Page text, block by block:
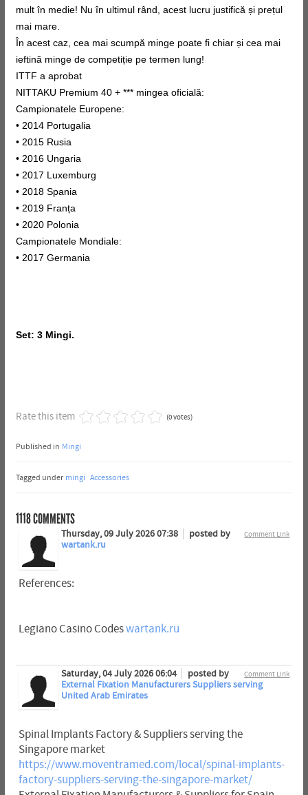
mult în medie! Nu în ultimul rând, acest lucru justifică și prețul
mai mare.
În acest caz, cea mai scumpă minge poate fi chiar și cea mai
ieftină minge de competiție pe termen lung!
ITTF a aprobat
NITTAKU Premium 40 + *** mingea oficială:
Campionatele Europene:
• 2014 Portugalia
• 2015 Rusia
• 2016 Ungaria
• 2017 Luxemburg
• 2018 Spania
• 2019 Franța
• 2020 Polonia
Campionatele Mondiale:
• 2017 Germania
Set: 3 Mingi.
Rate this item (0 votes)
Published in Mingi
Tagged under mingi Accessories
1118COMMENTS
Comment Link
Thursday, 09 July 2026 07:38
posted by
wartank.ru
References:
Legiano Casino Codeswartank.ru
Comment Link
Saturday, 04 July 2026 06:04
posted by
External Fixation Manufacturers Suppliers serving
United Arab Emirates
Spinal Implants Factory & Suppliers serving the
Singapore market
https://www.moventramed.com/local/spinal-implants-
factory-suppliers-serving-the-singapore-market/